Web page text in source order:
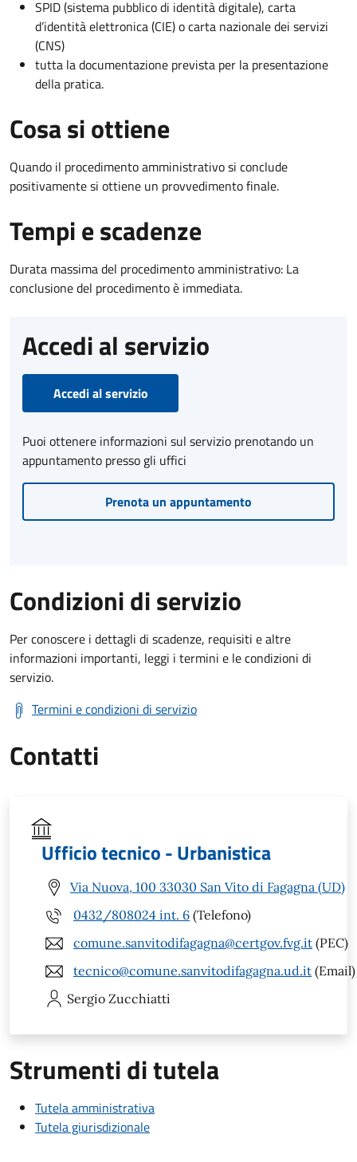
SPID (sistema pubblico di identità digitale), carta
d’identità elettronica (CIE) o carta nazionale dei servizi
(CNS)
tutta la documentazione prevista per la presentazione
della pratica.
Cosa si ottiene
Quando il procedimento amministrativo si conclude
positivamente si ottiene un provvedimento finale.
Tempi e scadenze
Durata massima del procedimento amministrativo: La
conclusione del procedimento è immediata.
Accedi al servizio
Accedi al servizio
Puoi ottenere informazioni sul servizio prenotando un
appuntamento presso gli uffici
Prenota un appuntamento
Condizioni di servizio
Per conoscere i dettagli di scadenze, requisiti e altre
informazioni importanti, leggi i termini e le condizioni di
servizio.
Termini e condizioni di servizio
Contatti
Ufficio tecnico - Urbanistica
Via Nuova, 100 33030 San Vito di Fagagna (UD)
0432/808024 int. 6 (Telefono)
comune.sanvitodifagagna@certgov.fvg.it (PEC)
tecnico@comune.sanvitodifagagna.ud.it (Email)
Sergio Zucchiatti
Strumenti di tutela
Tutela amministrativa
Tutela giurisdizionale